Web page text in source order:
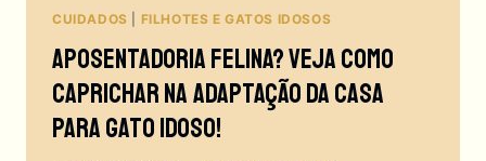
CUIDADOS FILHOTES E GATOS IDOSOS
Aposentadoria Felina? Veja Como
Caprichar Na Adaptação Da Casa
Para Gato Idoso!